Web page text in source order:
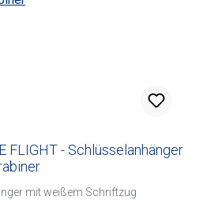
FLIGHT - Schlüsselanhänger
mit weißem Schriftzug